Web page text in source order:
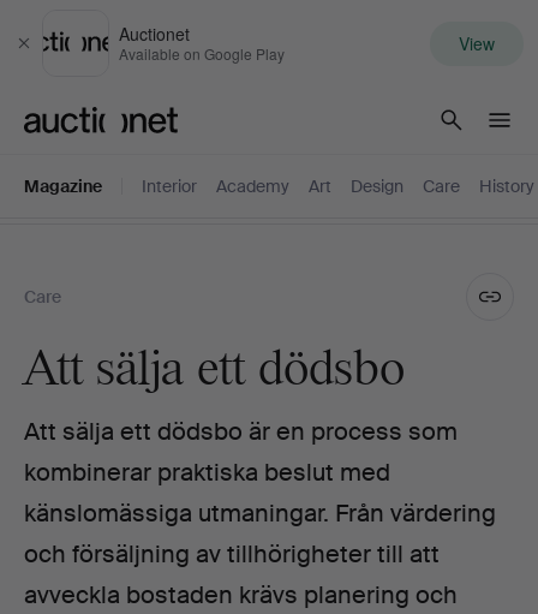
Close
Auctionet
Available on Google Play View
Magazine Interior Academy Art Design Care History
Care
Att sälja ett dödsbo
Att sälja ett dödsbo är en process som
kombinerar praktiska beslut med
känslomässiga utmaningar. Från värdering
och försäljning av tillhörigheter till att
avveckla bostaden krävs planering och